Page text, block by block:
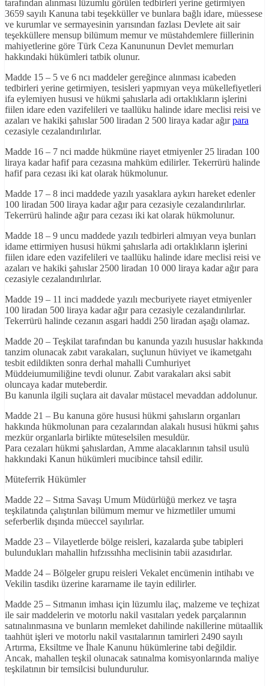
tarafından alınması lüzumlu görülen tedbirleri yerine getirmiyen
3659 sayılı Kanuna tabi teşekküller ve bunlara bağlı idare, müessese
ve kurumlar ve sermayesinin yarısından fazlası Devlete ait sair
teşekküllere mensup bilümum memur ve müstahdemlere fiillerinin
mahiyetlerine göre Türk Ceza Kanununun Devlet memurları
hakkındaki hükümleri tatbik olunur.
Madde 15 – 5 ve 6 ncı maddeler gereğince alınması icabeden
tedbirleri yerine getirmiyen, tesisleri yapmıyan veya mükellefiyetleri
ifa eylemiyen hususi ve hükmi şahıslarla adi ortaklıkların işlerini
fiilen idare eden vazifelileri ve taallüku halinde idare meclisi reisi ve
azaları ve hakiki şahıslar 500 liradan 2 500 liraya kadar ağırpara
cezasiyle cezalandırılırlar.
Madde 16 – 7 nci madde hükmüne riayet etmiyenler 25 liradan 100
liraya kadar hafif para cezasına mahküm edilirler. Tekerrürü halinde
hafif para cezası iki kat olarak hükmolunur.
Madde 17 – 8 inci maddede yazılı yasaklara aykırı hareket edenler
100 liradan 500 liraya kadar ağır para cezasiyle cezalandırılırlar.
Tekerrürü halinde ağır para cezası iki kat olarak hükmolunur.
Madde 18 – 9 uncu maddede yazılı tedbirleri almıyan veya bunları
idame ettirmiyen hususi hükmi şahıslarla adi ortaklıkların işlerini
fiilen idare eden vazifelileri ve taallüku halinde idare meclisi reisi ve
azaları ve hakiki şahıslar 2500 liradan 10 000 liraya kadar ağır para
cezasiyle cezalandırılırlar.
Madde 19 – 11 inci maddede yazılı mecburiyete riayet etmiyenler
100 liradan 500 liraya kadar ağır para cezasiyle cezalandırılırlar.
Tekerrürü halinde cezanın asgari haddi 250 liradan aşağı olamaz.
Madde 20 – Teşkilat tarafından bu kanunda yazılı hususlar hakkında
tanzim olunacak zabıt varakaları, suçlunun hüviyet ve ikametgahı
tesbit edildikten sonra derhal mahalli Cumhuriyet
Müddeiumumiliğine tevdi olunur. Zabıt varakaları aksi sabit
oluncaya kadar muteberdir.
Bu kanunla ilgili suçlara ait davalar müstacel mevaddan addolunur.
Madde 21 – Bu kanuna göre hususi hükmi şahısların organları
hakkında hükmolunan para cezalarından alakalı hususi hükmi şahıs
mezkür organlarla birlikte müteselsilen mesuldür.
Para cezaları hükmi şahıslardan, Amme alacaklarının tahsil usulü
hakkındaki Kanun hükümleri mucibince tahsil edilir.
Müteferrik Hükümler
Madde 22 – Sıtma Savaşı Umum Müdürlüğü merkez ve taşra
teşkilatında çalıştırılan bilümum memur ve hizmetliler umumi
seferberlik dışında müeccel sayılırlar.
Madde 23 – Vilayetlerde bölge reisleri, kazalarda şube tabipleri
bulundukları mahallin hıfzıssıhha meclisinin tabii azasıdırlar.
Madde 24 – Bölgeler grupu reisleri Vekalet encümenin intihabı ve
Vekilin tasdikı üzerine kararname ile tayin edilirler.
Madde 25 – Sıtmanın imhası için lüzumlu ilaç, malzeme ve teçhizat
ile sair maddelerin ve motorlu nakil vasıtaları yedek parçalarının
satınalınmasına ve bunların memleket dahilinde nakillerine mütaallik
taahhüt işleri ve motorlu nakil vasıtalarının tamirleri 2490 sayılı
Artırma, Eksiltme ve İhale Kanunu hükümlerine tabi değildir.
Ancak, mahallen teşkil olunacak satınalma komisyonlarında maliye
teşkilatının bir temsilcisi bulundurulur.